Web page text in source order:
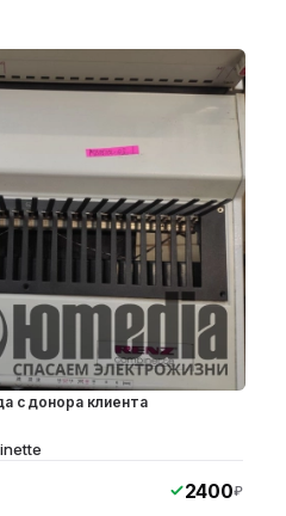
с донора клиента
2400₽